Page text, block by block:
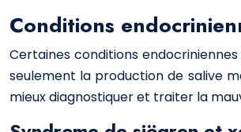
Conditions
Certaines conditions
seulement la production de salive
mieux diagnostiquer et traiter la